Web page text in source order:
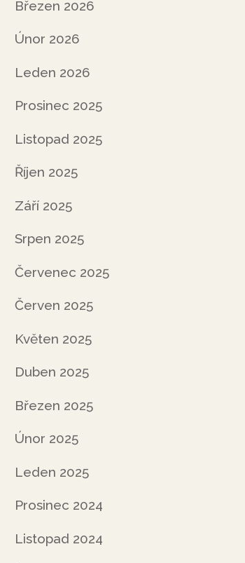
Březen 2026
Únor 2026
Leden 2026
Prosinec 2025
Listopad 2025
Říjen 2025
Září 2025
Srpen 2025
Červenec 2025
Červen 2025
Květen 2025
Duben 2025
Březen 2025
Únor 2025
Leden 2025
Prosinec 2024
Listopad 2024